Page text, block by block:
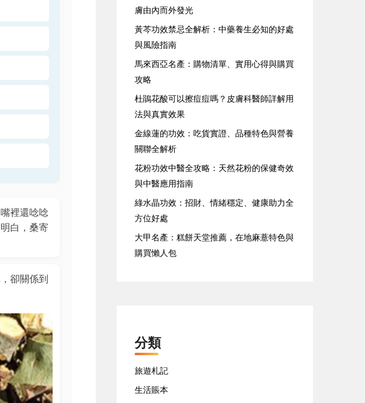
裡還唸唸
白，桑寄
卻關係到
膚由內而外發光
黃芩功效禁忌全解析：中藥養生必知的好處
與風險指南
馬來西亞名產：購物清單、實用心得與購買
攻略
杜鵑花酸可以擦痘痘嗎？皮膚科醫師詳解用
法與真實效果
金線蓮的功效：吃貨實證、品種特色與營養
關聯全解析
花粉功效中醫全攻略：天然花粉的保健奇效
與中醫應用指南
綠水晶功效：招財、情緒穩定、健康助力全
方位好處
大甲名產：糕餅天堂推薦，在地麻薏特色與
購買懶人包
分類
旅遊札記
生活賬本